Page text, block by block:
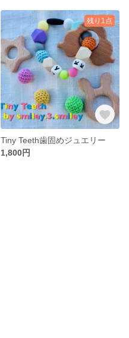
残り1点
Tiny Teeth歯固めジュエリー
1,800円